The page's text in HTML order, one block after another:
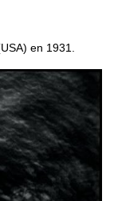
en 1931.